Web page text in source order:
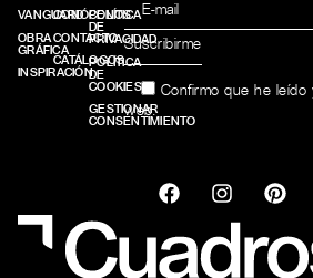
VANGUARD
OBRA
GRÁFICA
INSPIRACIÓN
CONÓCENOS
CONTACTO
CATÁLOGOS
POLÍTICA
DE
PRIVACIDAD
POLÍTICA
DE
COOKIES
GESTIONAR
CONSENTIMIENTO
Confirmo que he leído
web.